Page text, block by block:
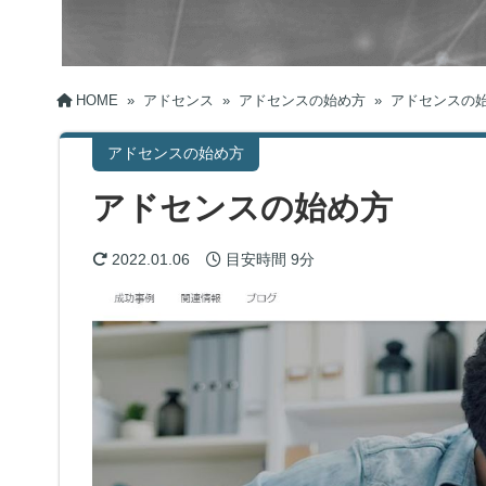
HOME » アドセンス » アドセンスの始め方 » アドセンスの
アドセンスの始め方
アドセンスの始め方
2022.01.06 目安時間 9分